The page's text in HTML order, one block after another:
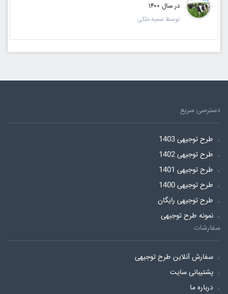
در سال ۱۴۰۰
توسط سمیه ملکی
دسترسی سریع
طرح توجیهی 1403
طرح توجیهی 1402
طرح توجیهی 1401
طرح توجیهی 1400
طرح توجیهی رایگان
نمونه طرح توجیهی
سفارشات
سفارش آنلاین طرح توجیهی
پشتیبانی سایت
درباره ما